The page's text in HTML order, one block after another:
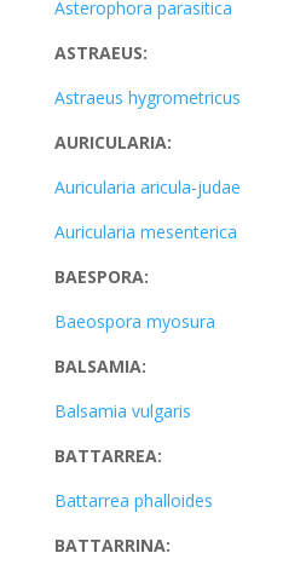
Asterophora parasitica
ASTRAEUS:
Astraeus hygrometricus
AURICULARIA:
Auricularia aricula-judae
Auricularia mesenterica
BAESPORA:
Baeospora myosura
BALSAMIA:
Balsamia vulgaris
BATTARREA:
Battarrea phalloides
BATTARRINA: